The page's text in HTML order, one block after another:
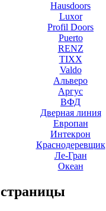
Hausdoors
Luxor
Profil Doors
Puerto
RENZ
TIXX
Valdo
Альверо
Аргус
ВФД
Дверная линия
Европан
Интекрон
Краснодеревщик
Ле-Гран
Океан
страницы